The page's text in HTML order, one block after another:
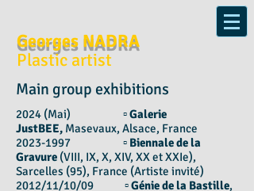
Georges NADRA
Plastic artist
Main group exhibitions
2024 (Mai) ▫Galerie
JustBEE, Masevaux, Alsace, France
2023-1997
▫ Biennale de la
Gravure (VIII, IX, X, XIV, XX et XXIe),
Sarcelles (95), France (Artiste invité)
2012/11/10/09 ▫Génie de la Bastille,